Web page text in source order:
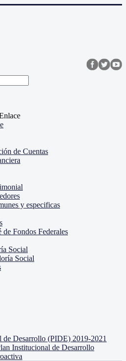
de Cuentas
y especificas
Fondos Federales
Social
Social
de Desarrollo (PIDE) 2019-2021
Institucional de Desarrollo